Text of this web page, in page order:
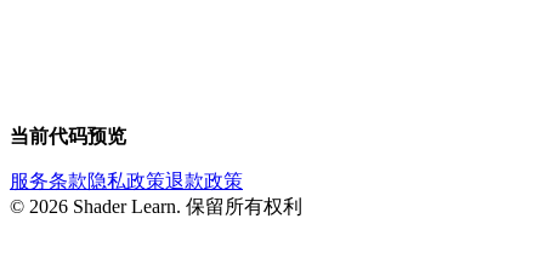
当前代码预览
服务条款隐私政策退款政策
© 2026 Shader Learn. 保留所有权利